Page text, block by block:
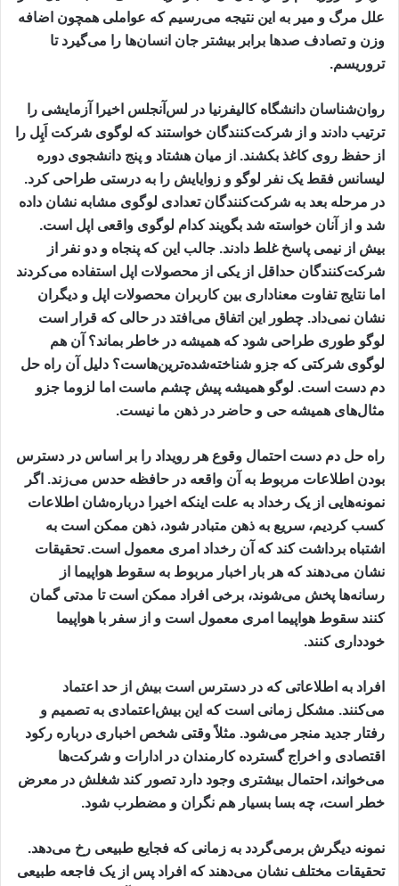
علل مرگ و میر به این نتیجه می‌رسیم که عواملی همچون اضافه
وزن و تصادف صدها برابر بیشتر جان انسان‌ها را می‌گیرد تا
تروریسم.
روان‌شناسان دانشگاه کالیفرنیا در لس‌آنجلس اخیرا آزمایشی را
ترتیب دادند و از شرکت‌کنندگان خواستند که لوگوی شرکت اَپِل را
از حفظ روی کاغذ بکشند. از میان هشتاد و پنج دانشجوی دوره
لیسانس فقط یک نفر لوگو و زوایایش را به درستی طراحی کرد.
در مرحله بعد به شرکت‌کنندگان تعدادی لوگوی مشابه نشان داده
شد و از آنان خواسته شد بگویند کدام لوگوی واقعی اپل است.
بیش از نیمی پاسخ غلط دادند. جالب این که پنجاه و دو نفر از
شرکت‌کنندگان حداقل از یکی از محصولات اپل استفاده می‌کردند
اما نتایج تفاوت معناداری بین کاربران محصولات اپل و دیگران
نشان نمی‌داد. چطور این اتفاق می‌افتد در حالی که قرار است
لوگو طوری طراحی شود که همیشه در خاطر بماند؟ آن هم
لوگوی شرکتی که جزو شناخته‌شده‌ترین‌هاست؟ دلیل آن راه حل
دم دست است. لوگو همیشه پیش چشم ماست اما لزوما جزو
مثال‌های همیشه حی و حاضر در ذهن ما نیست.
راه حل دم دست احتمال وقوع هر رویداد را بر اساس در دسترس
بودن اطلاعات مربوط به آن واقعه در حافظه حدس می‌زند. اگر
نمونه‌هایی از یک رخداد به علت اینکه اخیرا درباره‌شان اطلاعات
کسب کردیم، سریع به ذهن متبادر شود، ذهن ممکن است به
اشتباه برداشت کند که آن رخداد امری معمول است. تحقیقات
نشان می‌دهند که هر بار اخبار مربوط به سقوط هواپیما از
رسانه‌ها پخش می‌شوند، برخی افراد ممکن است تا مدتی گمان
کنند سقوط هواپیما امری معمول است و از سفر با هواپیما
خودداری کنند.
افراد به اطلاعاتی که در دسترس است بیش از حد اعتماد
می‌کنند. مشکل زمانی است که این بیش‌اعتمادی به تصمیم و
رفتار جدید منجر می‌شود. مثلاً وقتی شخص اخباری درباره رکود
اقتصادی و اخراج گسترده کارمندان در ادارات و شرکت‌ها
می‌خواند، احتمال بیشتری وجود دارد تصور کند شغلش در معرض
خطر است، چه بسا بسیار هم نگران و مضطرب شود.
نمونه دیگرش برمی‌گردد به زمانی که فجایع طبیعی رخ می‌دهد.
تحقیقات مختلف نشان می‌دهند که افراد پس از یک فاجعه طبیعی